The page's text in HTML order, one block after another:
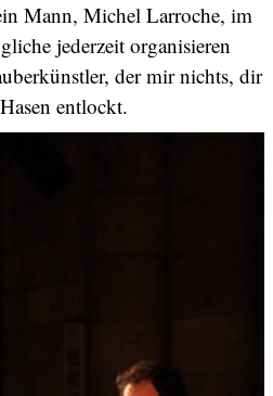
Mann, Michel Larroche, im
jederzeit organisieren
der mir nichts, dir
entlockt.